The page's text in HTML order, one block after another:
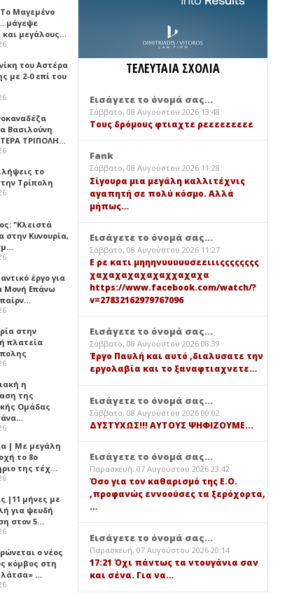
Μαγεμένο
μάγεψε
και μεγάλους…
του Αστέρα
με 2-0 επί του
Βασιλούνη
ΤΡΙΠΟΛΗ…
το
Τρίπολη
"Κλειστά
στην Κυνουρία,
έργο για
Μονή Επάνω
στην
πλατεία
η
της
Ομάδας
| Με μεγάλη
το 8ο
της τέχ…
|11 μήνες με
για ψευδή
στον 5…
ο νέος
κόμβος στη
…
ΤΕΛΕΥΤΑΙΑ ΣΧΟΛΙΑ
Εισάγετε το όνομά σας...
Σάββατο, 08 Αυγούστου 2026 13:48
Τους δρόμους φτιαχτε ρεεεεεεεεε
Fank
Σάββατο, 08 Αυγούστου 2026 11:28
Σίγουρα μια μεγάλη καλλιτέχνις
αγαπητή σε πολύ κόσμο. Αλλά
μήπως…
Εισάγετε το όνομά σας...
Σάββατο, 08 Αυγούστου 2026 11:27
Ε ρε κατι μηηηνυυυυυσεειιιςςςςςςςς
χαχαχαχαχαχαχχαχαχα
https://www.facebook.com/watch/?
v=27832162979767096
Εισάγετε το όνομά σας...
Σάββατο, 08 Αυγούστου 2026 08:39
Έργο Παυλή και αυτό ,διαλυσατε την
εργολαβία και το ξαναφτιαχνετε…
Εισάγετε το όνομά σας...
Σάββατο, 08 Αυγούστου 2026 00:02
ΔΥΣΤΥΧΩΣ!!! ΑΥΤΟΥΣ ΨΗΦΙΖΟΥΜΕ...
Εισάγετε το όνομά σας...
Παρασκευή, 07 Αυγούστου 2026 23:42
Όσο για τον καθαρισμό της Ε.Ο.
,προφανώς εννοούσες τα ξερόχορτα,
…
Εισάγετε το όνομά σας...
Παρασκευή, 07 Αυγούστου 2026 20:14
17:21 Όχι πάντως τα ντουγάνια σαν
και σένα. Για να…